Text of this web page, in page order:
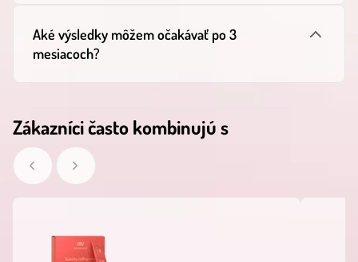
Aké výsledky môžem očakávať po 3
mesiacoch?
Zákazníci často kombinujú s